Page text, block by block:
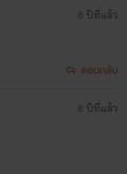
8 ปีที่แล้ว
ตอบกลับ
8 ปีที่แล้ว